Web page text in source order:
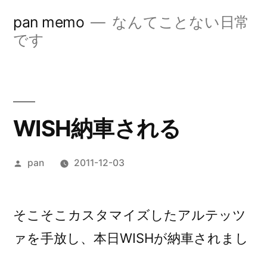
pan memo
なんてことない日常
です
WISH納車される
投
pan 2011-12-03
そこそこカスタマイズしたアルテッツ
ァを手放し、本日WISHが納車されまし